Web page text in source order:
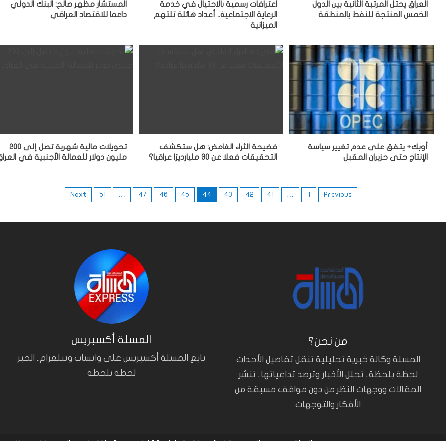
العراق يحتل المرتبة الثانية بين الدول
الخمس المنتجة للنفط بالمنطقة
اعترافات رسمية بالاحتيال في خدمة
الرعاية الاجتماعية.. أعداد هائلة تلتهم
الميزانية
المستشار مظهر صالح: البنك الدولي
داعما للاقتصاد العراقي
أوبك+ يتفق على عدم تغيير سياسة
الإنتاج حتى حزيران المقبل
فضيحة الثراء الغامض: هل ستكشف
التحقيقات فعلا عن 30 مليارديرًا عراقيا؟
تحويلات مالية شهرية تصل إلى 200
مليون دولار للعمالة الأجنبية في
Previous
1
…
41
42
43
44
45
46
47
…
51
Next
المسلة أكسبريس
تابع المسلة أكسبريس على واتساب وتيلغرام.. الخبر
لحظة بلحظة
من نحن؟
المسلة وكالة خبرية تحليلية تنقل تفاصيل الأحداث
لحظة بلحظة.. تحلل الأخبار وترصد تداعياتها.. تنشر
المقالات ووجهات النظر من دون مواقف مسبقة من
الأفكار والتوجهات